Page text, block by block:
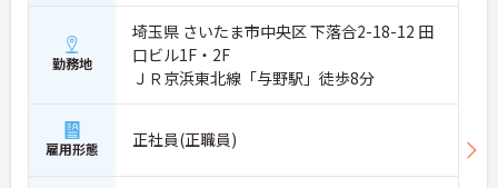
勤務地
埼玉県 さいたま市中央区 下落合2-18-12 田
口ビル1F・2F
ＪＲ京浜東北線「与野駅」徒歩8分
雇用形態 正社員(正職員)